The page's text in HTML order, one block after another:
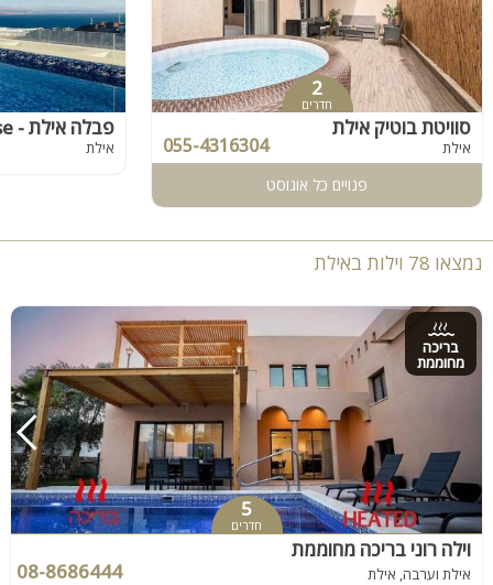
2
חדרים
סוויטת בוטיק אילת
אילת 055-4316304
פנויים כל אוגוסט
אילת
נמצאו 78 וילות באילת
בריכה
מחוממת
5
חדרים
וילה רוני בריכה מחוממת
אילת וערבה, אילת 08-8686444